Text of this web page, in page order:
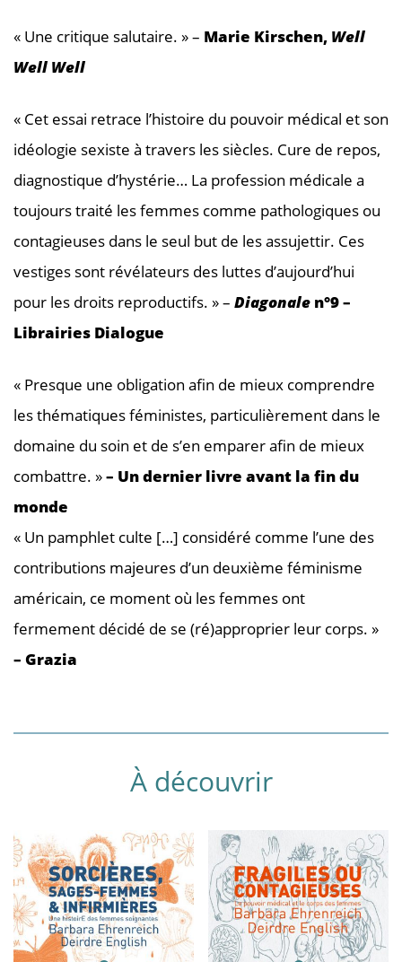
« Une critique salutaire. » – Marie Kirschen, Well
Well Well
« Cet essai retrace l’histoire du pouvoir médical et son
idéologie sexiste à travers les siècles. Cure de repos,
diagnostique d’hystérie… La profession médicale a
toujours traité les femmes comme pathologiques ou
contagieuses dans le seul but de les assujettir. Ces
vestiges sont révélateurs des luttes d’aujourd’hui
pour les droits reproductifs. » – Diagonale n°9 –
Librairies Dialogue
« Presque une obligation afin de mieux comprendre
les thématiques féministes, particulièrement dans le
domaine du soin et de s’en emparer afin de mieux
combattre. »– Un dernier livre avant la fin du
monde
« Un pamphlet culte […] considéré comme l’une des
contributions majeures d’un deuxième féminisme
américain, ce moment où les femmes ont
fermement décidé de se (ré)approprier leur corps. »
– Grazia
À découvrir